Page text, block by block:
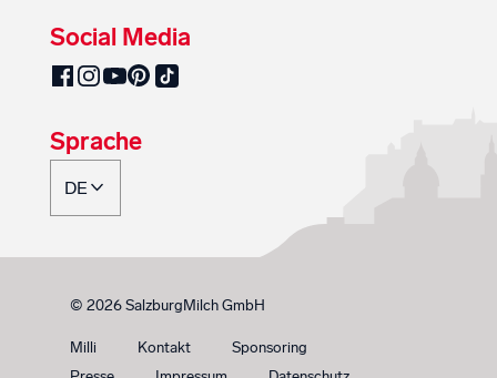
Social Media
SalzburgMilch auf Facebook
SalzburgMilch auf Instagram
SalzburgMilch auf YouTube
SalzburgMilch auf Pinterest
SalzburgMilch auf TikTok
Sprache
© 2026 SalzburgMilch GmbH
Milli Kontakt
Sponsoring